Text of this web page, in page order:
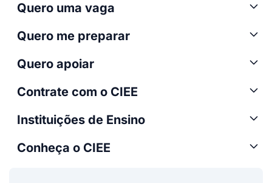
Quero uma vaga
Quero me preparar
Quero apoiar
Contrate com o CIEE
Instituições de Ensino
Conheça o CIEE